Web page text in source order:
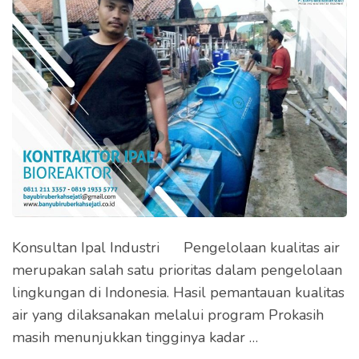
Konsultan Ipal Industri Pengelolaan kualitas air
merupakan salah satu prioritas dalam pengelolaan
lingkungan di Indonesia. Hasil pemantauan kualitas
air yang dilaksanakan melalui program Prokasih
masih menunjukkan tingginya kadar …